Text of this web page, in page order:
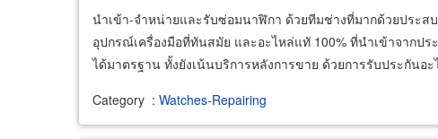
นำเข้า-จำหน่ายและรับซ่อมนาฬิกา ด้วยทีมช่างที่มากด้วยประ
อุปกรณ์เครื่องมือที่ทันสมัย และอะไหล่แทั 100% ที่นำเข้าจาก
ได้มาตรฐาน ทั้งยังเน้นบริการหลังการขาย ด้วยการรับประกัน
Category : Watches-Repairing